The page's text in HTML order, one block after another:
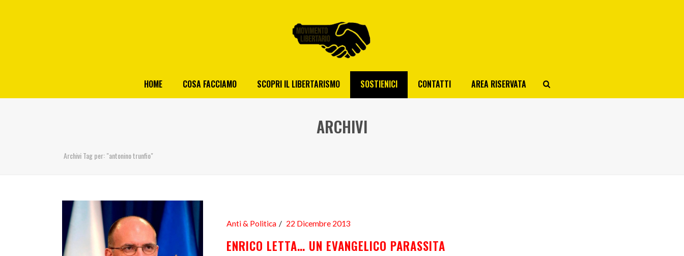
HOME COSA FACCIAMO SCOPRI IL LIBERTARISMO SOSTIENICI CONTATTI AREA RISERVATA
ARCHIVI
Archivi Tag per: "antonino trunfio"
Anti & Politica 22 Dicembre 2013
ENRICO LETTA… UN EVANGELICO PARASSITA